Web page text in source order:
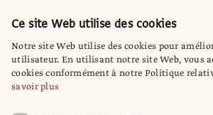
Ce site Web utilise des cookies
Notre site Web utilise des cookies pour
utilisateur. En utilisant notre site Web, vous
cookies conformément à notre Politique
savoir plus